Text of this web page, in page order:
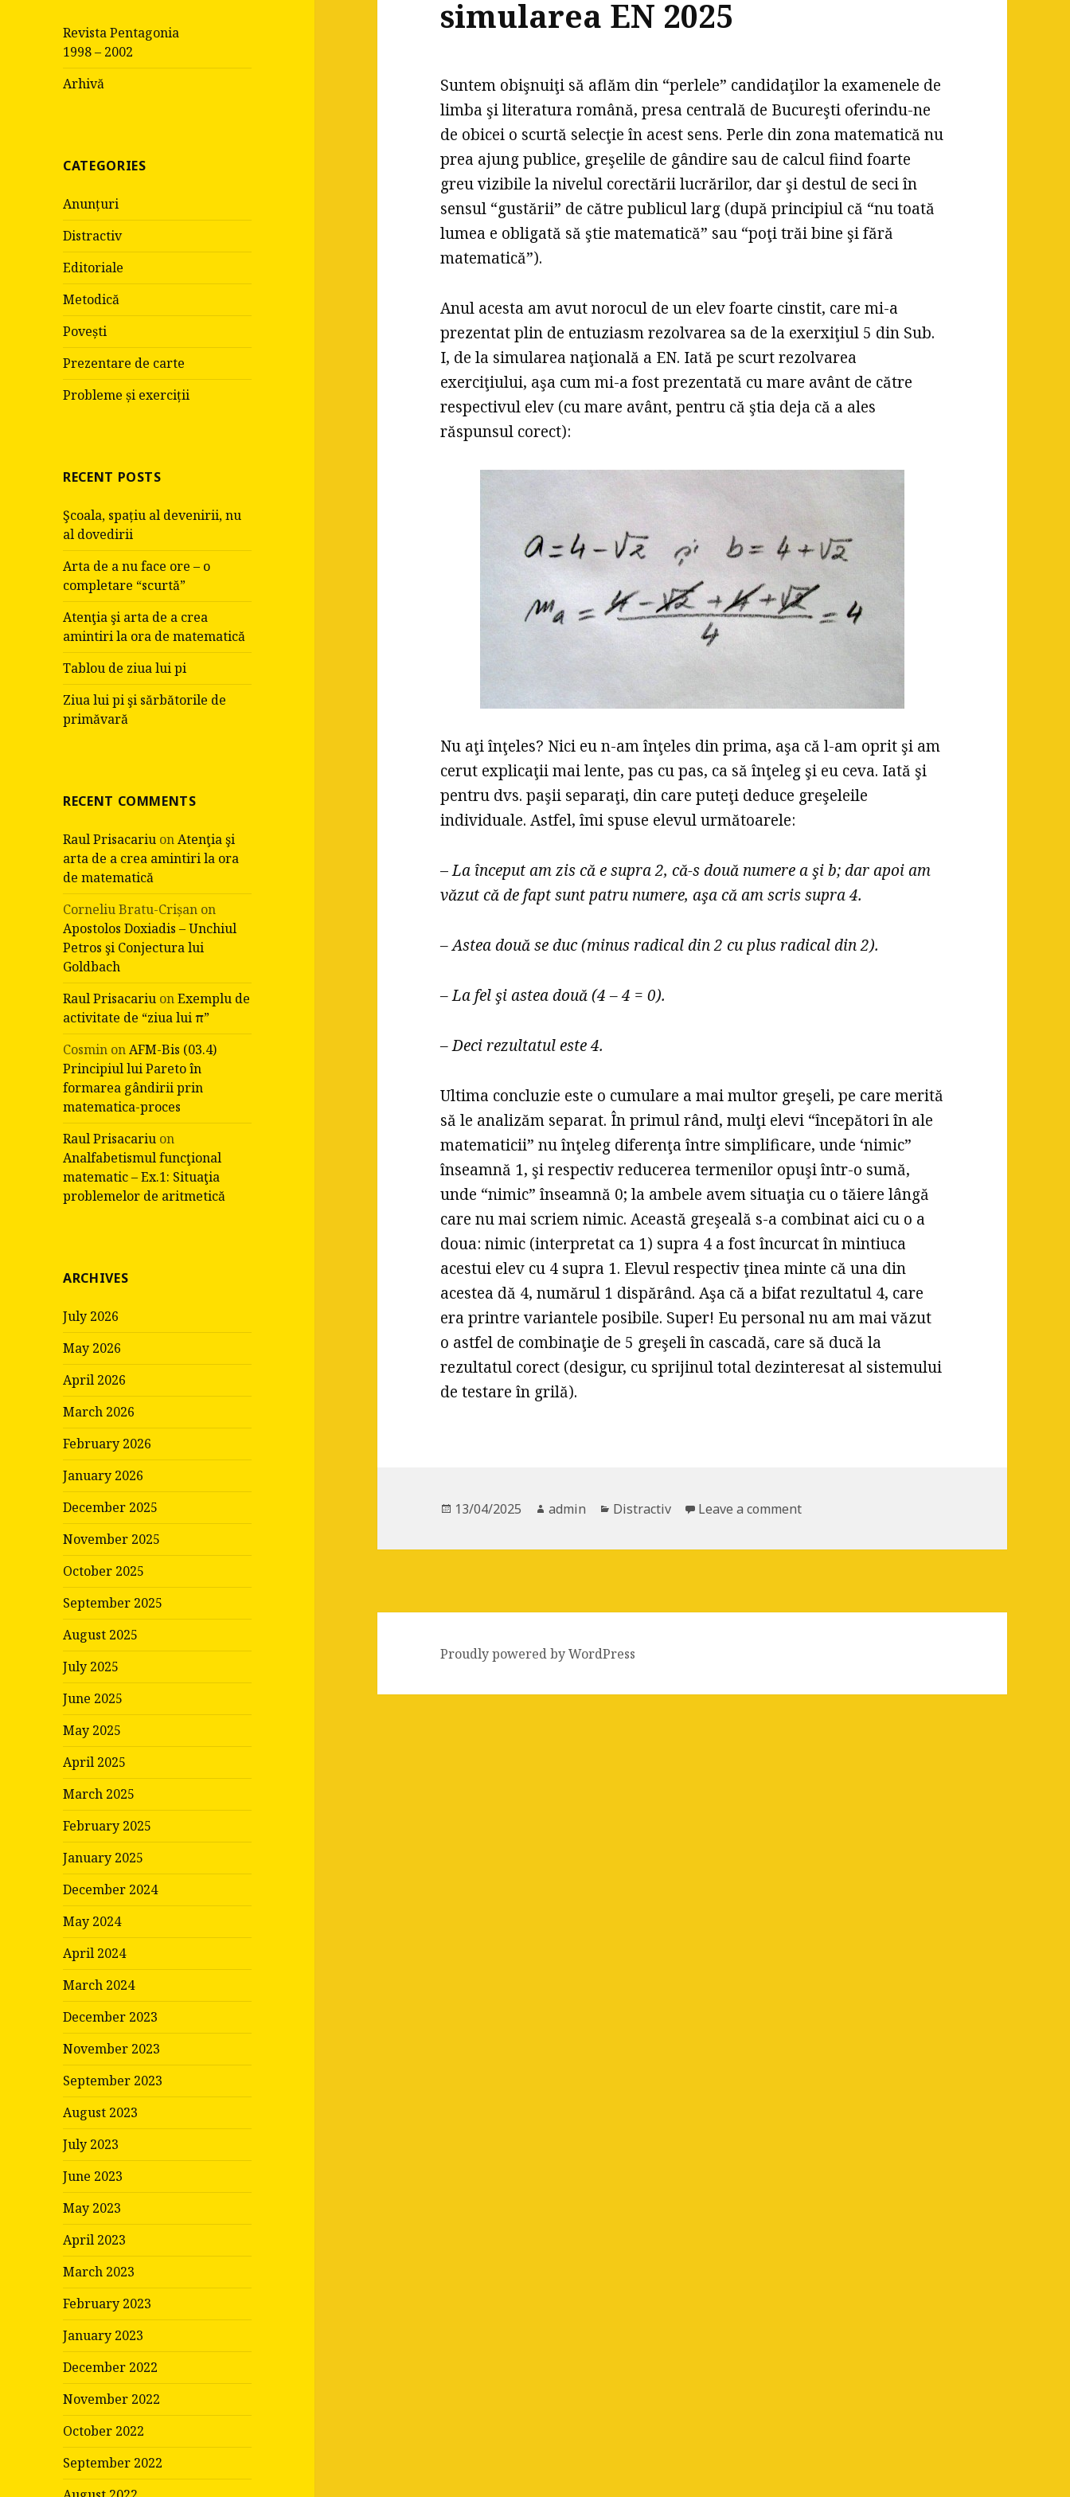
h
f
o
r
Revista Pentagonia
1998 – 2002
Arhivă
CATEGORIES
Anunțuri
Distractiv
Editoriale
Metodică
Povești
Prezentare de carte
Probleme și exerciții
RECENT POSTS
Şcoala, spațiu al devenirii, nu
al dovedirii
Arta de a nu face ore – o
completare “scurtă”
Atenţia şi arta de a crea
amintiri la ora de matematică
Tablou de ziua lui pi
Ziua lui pi şi sărbătorile de
primăvară
RECENT COMMENTS
Raul Prisacariu onAtenţia şi
arta de a crea amintiri la ora
de matematică
Corneliu Bratu-Crișan on
Apostolos Doxiadis – Unchiul
Petros şi Conjectura lui
Goldbach
Raul Prisacariu onExemplu de
activitate de “ziua lui π”
Cosmin onAFM-Bis (03.4)
Principiul lui Pareto în
formarea gândirii prin
matematica-proces
Raul Prisacariu on
Analfabetismul funcţional
matematic – Ex.1: Situaţia
problemelor de aritmetică
ARCHIVES
July 2026
May 2026
April 2026
March 2026
February 2026
January 2026
December 2025
November 2025
October 2025
September 2025
August 2025
July 2025
June 2025
May 2025
April 2025
March 2025
February 2025
January 2025
December 2024
May 2024
April 2024
March 2024
December 2023
November 2023
September 2023
August 2023
July 2023
June 2023
May 2023
April 2023
March 2023
February 2023
January 2023
December 2022
November 2022
October 2022
September 2022
simularea EN 2025
Suntem obişnuiţi să aflăm din “perlele” candidaţilor la examenele de
limba şi literatura română, presa centrală de Bucureşti oferindu-ne
de obicei o scurtă selecţie în acest sens. Perle din zona matematică nu
prea ajung publice, greşelile de gândire sau de calcul fiind foarte
greu vizibile la nivelul corectării lucrărilor, dar şi destul de seci în
sensul “gustării” de către publicul larg (după principiul că “nu toată
lumea e obligată să ştie matematică” sau “poţi trăi bine şi fără
matematică”).
Anul acesta am avut norocul de un elev foarte cinstit, care mi-a
prezentat plin de entuziasm rezolvarea sa de la exerxiţiul 5 din Sub.
I, de la simularea naţională a EN. Iată pe scurt rezolvarea
exerciţiului, aşa cum mi-a fost prezentată cu mare avânt de către
respectivul elev (cu mare avânt, pentru că ştia deja că a ales
răspunsul corect):
Nu aţi înţeles? Nici eu n-am înţeles din prima, aşa că l-am oprit şi am
cerut explicaţii mai lente, pas cu pas, ca să înţeleg şi eu ceva. Iată şi
pentru dvs. paşii separaţi, din care puteţi deduce greşeleile
individuale. Astfel, îmi spuse elevul următoarele:
–La început am zis că e supra 2, că-s două numere a şi b; dar apoi am
văzut că de fapt sunt patru numere, aşa că am scris supra 4.
– Astea două se duc (minus radical din 2 cu plus radical din 2).
– La fel şi astea două (4 – 4 = 0).
– Deci rezultatul este 4.
Ultima concluzie este o cumulare a mai multor greşeli, pe care merită
să le analizăm separat. În primul rând, mulţi elevi “începători în ale
matematicii” nu înţeleg diferenţa între simplificare, unde ‘nimic”
înseamnă 1, şi respectiv reducerea termenilor opuşi într-o sumă,
unde “nimic” înseamnă 0; la ambele avem situaţia cu o tăiere lângă
care nu mai scriem nimic. Această greşeală s-a combinat aici cu o a
doua: nimic (interpretat ca 1) supra 4 a fost încurcat în mintiuca
acestui elev cu 4 supra 1. Elevul respectiv ţinea minte că una din
acestea dă 4, numărul 1 dispărând. Aşa că a bifat rezultatul 4, care
era printre variantele posibile. Super! Eu personal nu am mai văzut
o astfel de combinaţie de 5 greşeli în cascadă, care să ducă la
rezultatul corect (desigur, cu sprijinul total dezinteresat al sistemului
de testare în grilă).
Posted
13/04/2025 Author
admin Categories
Distractiv Leave a comment
Proudly powered by WordPress